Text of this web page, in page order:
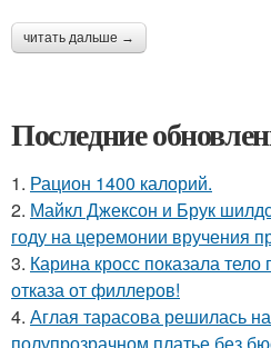
читать дальше →
Последние
1. Рацион 1400 калорий.
2. Майкл Джексон и Брук
году на церемонии вручения
3. Карина кросс показала тело
отказа от филлеров!
4. Аглая тарасова решилась